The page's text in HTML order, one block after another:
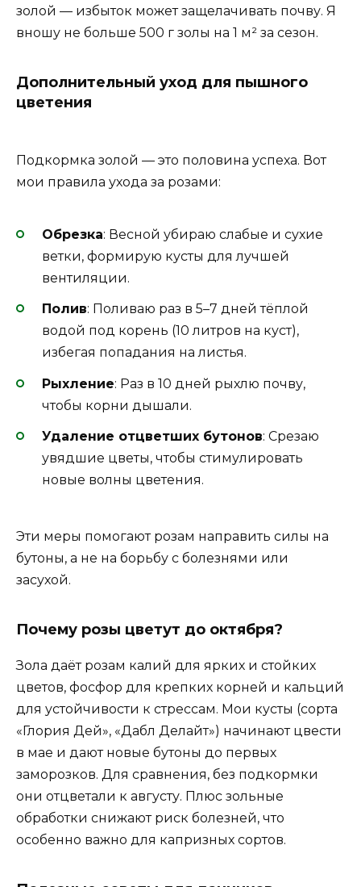
золой — избыток может защелачивать почву. Я
вношу не больше 500 г золы на 1 м² за сезон.
Дополнительный уход для пышного
цветения
Подкормка золой — это половина успеха. Вот
мои правила ухода за розами:
Обрезка: Весной убираю слабые и сухие
ветки, формирую кусты для лучшей
вентиляции.
Полив: Поливаю раз в 5–7 дней тёплой
водой под корень (10 литров на куст),
избегая попадания на листья.
Рыхление: Раз в 10 дней рыхлю почву,
чтобы корни дышали.
Удаление отцветших бутонов: Срезаю
увядшие цветы, чтобы стимулировать
новые волны цветения.
Эти меры помогают розам направить силы на
бутоны, а не на борьбу с болезнями или
засухой.
Почему розы цветут до октября?
Зола даёт розам калий для ярких и стойких
цветов, фосфор для крепких корней и кальций
для устойчивости к стрессам. Мои кусты (сорта
«Глория Дей», «Дабл Делайт») начинают цвести
в мае и дают новые бутоны до первых
заморозков. Для сравнения, без подкормки
они отцветали к августу. Плюс зольные
обработки снижают риск болезней, что
особенно важно для капризных сортов.